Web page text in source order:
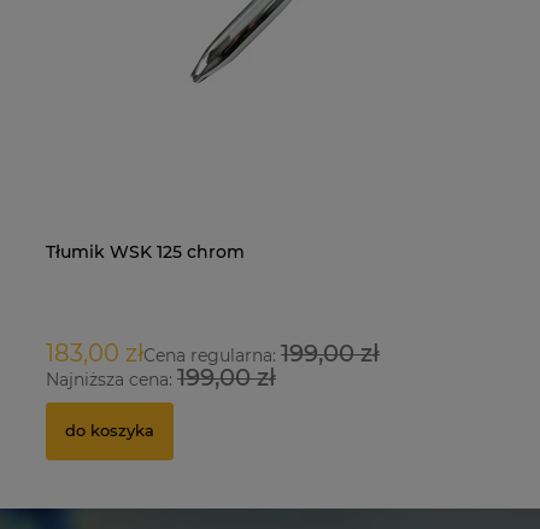
Tłumik WSK 125 chrom
183,00 złCena regularna: 199,00 zł
Najniższa cena: 199,00 zł
do koszyka